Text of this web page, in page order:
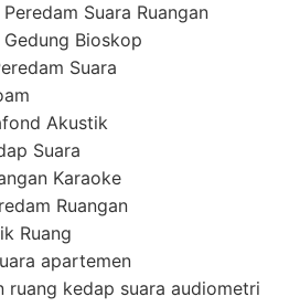
Suara Ruangan
Bioskop
Suara
Akustik
Suara
Karaoke
Ruangan
Ruang
apartemen
ruang kedap suara audiometri